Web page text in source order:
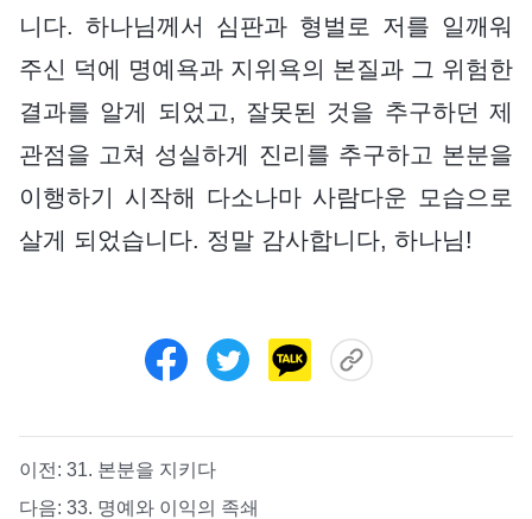
니다. 하나님께서 심판과 형벌로 저를 일깨워
주신 덕에 명예욕과 지위욕의 본질과 그 위험한
결과를 알게 되었고, 잘못된 것을 추구하던 제
관점을 고쳐 성실하게 진리를 추구하고 본분을
이행하기 시작해 다소나마 사람다운 모습으로
살게 되었습니다. 정말 감사합니다, 하나님!
이전: 31. 본분을 지키다
다음: 33. 명예와 이익의 족쇄